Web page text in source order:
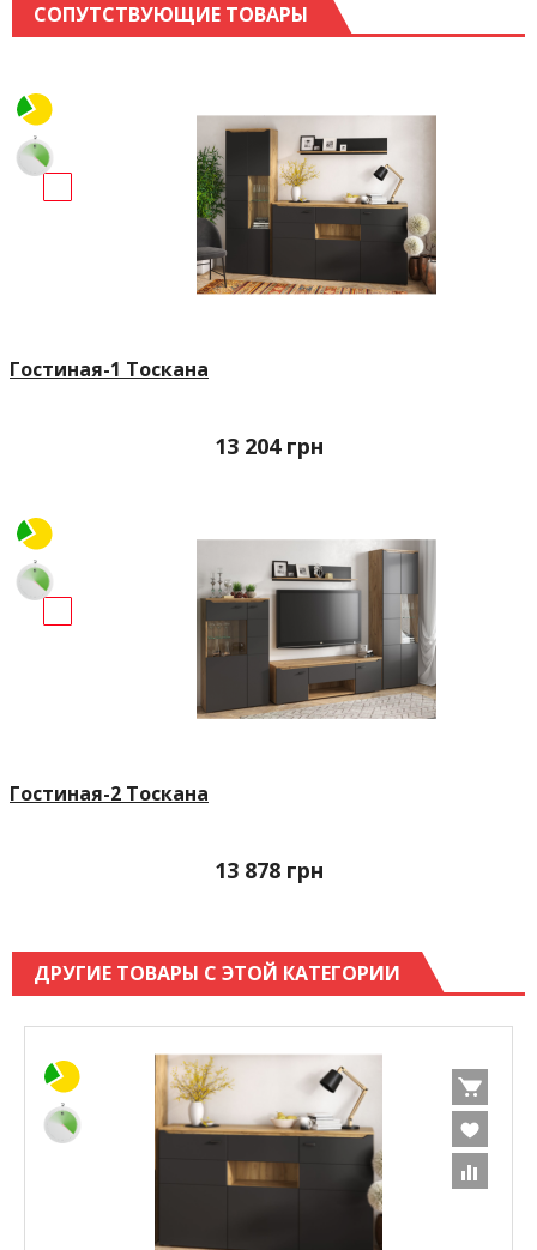
СОПУТСТВУЮЩИЕ ТОВАРЫ
Гостиная-1 Тоскана
13 204 грн
Гостиная-2 Тоскана
13 878 грн
ДРУГИЕ ТОВАРЫ С ЭТОЙ КАТЕГОРИИ